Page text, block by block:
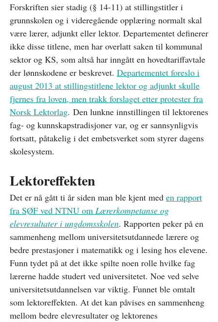
Forskriften sier stadig (§ 14-11) at stillingstitler i
grunnskolen og i videregående opplæring normalt skal
være lærer, adjunkt eller lektor. Departementet definerer
ikke disse titlene, men har overlatt saken til kommunal
sektor og KS, som altså har inngått en hovedtariffavtale
der lønnskodene er beskrevet. Departementet foreslo i
august 2013 at stillingstitlene lektor og adjunkt skulle
fjernes fra loven, men trakk forslaget etter protester fra
Norsk Lektorlag. Den lunkne innstillingen til lektorenes
fag- og kunnskapstradisjoner var, og er sannsynligvis
fortsatt, påtakelig i det embetsverket som styrer dagens
skolesystem.
Lektoreffekten
Det er nå gått ti år siden man ble kjent med en rapport
fra SØF ved NTNU om Lærerkompetanse og
elevresultater i ungdomsskolen. Rapporten peker på en
sammenheng mellom universitetsutdannede lærere og
bedre prestasjoner i matematikk og i lesing hos elevene.
Funn tydet på at det ikke spilte noen rolle hvilke fag
lærerne hadde studert ved universitetet. Noe ved selve
universitetsutdannelsen var viktig. Funnet ble omtalt
som lektoreffekten. At det kan påvises en sammenheng
mellom bedre elevresultater og lektorenes